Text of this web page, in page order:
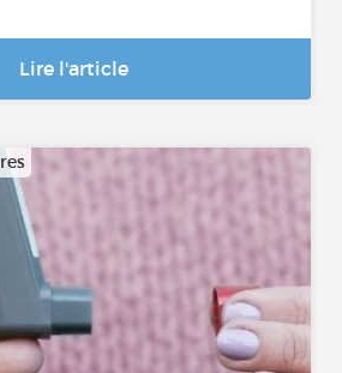
Lire l'article